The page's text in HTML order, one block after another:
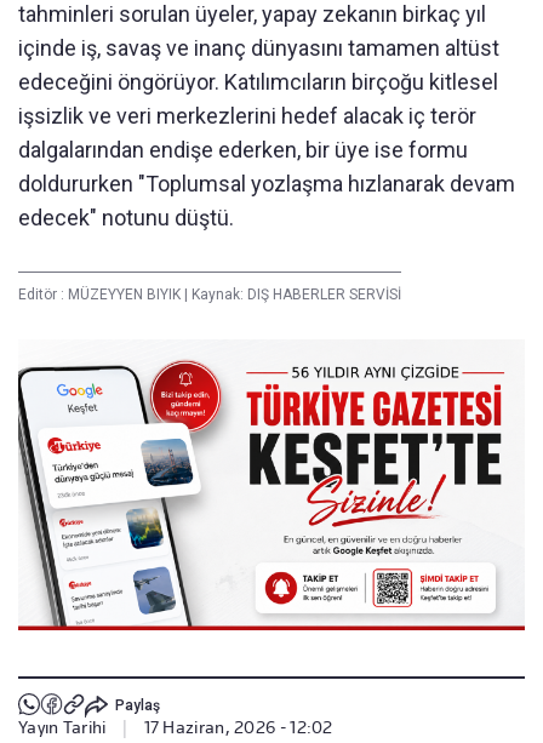
tahminleri sorulan üyeler, yapay zekanın birkaç yıl
içinde iş, savaş ve inanç dünyasını tamamen altüst
edeceğini öngörüyor. Katılımcıların birçoğu kitlesel
işsizlik ve veri merkezlerini hedef alacak iç terör
dalgalarından endişe ederken, bir üye ise formu
doldururken "Toplumsal yozlaşma hızlanarak devam
edecek" notunu düştü.
Editör : MÜZEYYEN BIYIK Kaynak: DIŞ HABERLER SERVİSİ
Paylaş
Yayın Tarihi 17 Haziran, 2026 - 12:02